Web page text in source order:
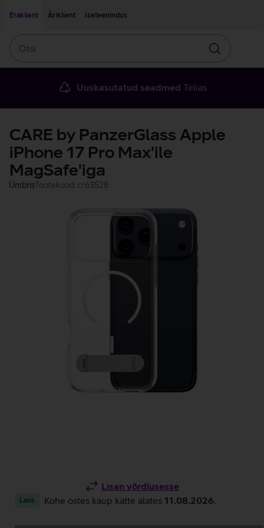
Eraklient
Äriklient Iseteenindus
Otsin
Uuskasutatud seadmed Telias
CARE by PanzerGlass Apple
iPhone 17 Pro Max'ile
MagSafe'iga
ÜmbrisTootekood: cr63528
Lisan võrdlusesse
Laos Kohe ostes kaup kätte alates 11.08.2026